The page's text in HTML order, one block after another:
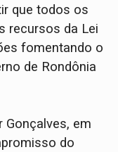
que todos os
recursos da Lei
fomentando o
de Rondônia
Gonçalves, em
do